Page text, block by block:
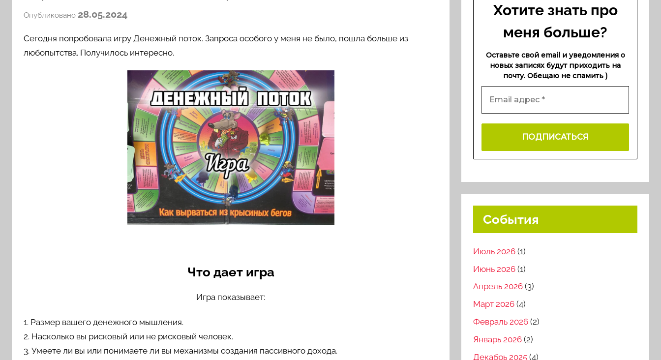
Опубликовано 28.05.2024
т
о
l
v
o
a
Сегодня попробовала игру Денежный поток. Запроса особого у меня не было, пошла больше из
любопытства. Получилось интересно.
Что дает игра
Игра показывает:
1. Размер вашего денежного мышления.
2. Насколько вы рисковый или не рисковый человек.
3. Умеете ли вы или понимаете ли вы механизмы создания пассивного дохода.
Хотите знать про
меня больше?
Оставьте свой email и уведомления о
новых записях будут приходить на
почту. Обещаю не спамить )
События
Июль 2026 (1)
Июнь 2026 (1)
Апрель 2026 (3)
Март 2026 (4)
Февраль 2026 (2)
Январь 2026 (2)
Декабрь 2025 (4)